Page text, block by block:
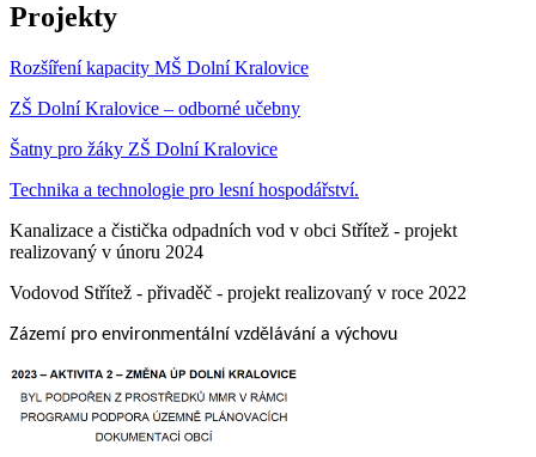
Projekty
Rozšíření kapacity MŠ Dolní Kralovice
ZŠ Dolní Kralovice – odborné učebny
Šatny pro žáky ZŠ Dolní Kralovice
Technika a technologie pro lesní hospodářství.
Kanalizace a čistička odpadních vod v obci Střítež - projekt
realizovaný v únoru 2024
Vodovod Střítež - přivaděč - projekt realizovaný v roce 2022
Zázemí pro environmentální vzdělávání a výchovu